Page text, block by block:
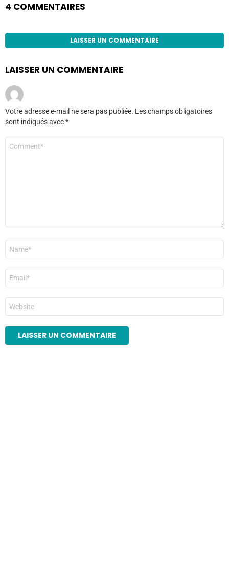
4 COMMENTAIRES
LAISSER UN COMMENTAIRE
LAISSER UN COMMENTAIRE
Votre adresse e-mail ne sera pas publiée. Les champs obligatoires
sont indiqués avec*
Commentaire
Nom
E-
mail
*
Site
web